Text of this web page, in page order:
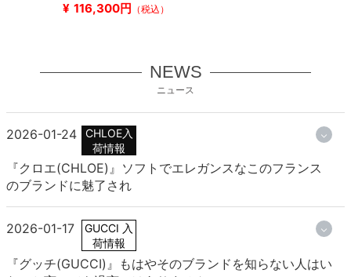
¥ 116,300円 （税込）
NEWS
ニュース
2026-01-24
CHLOE入
荷情報
『クロエ(CHLOE)』ソフトでエレガンスなこのフランス
のブランドに魅了され
2026-01-17
GUCCI 入
荷情報
『グッチ(GUCCI)』もはやそのブランドを知らない人はい